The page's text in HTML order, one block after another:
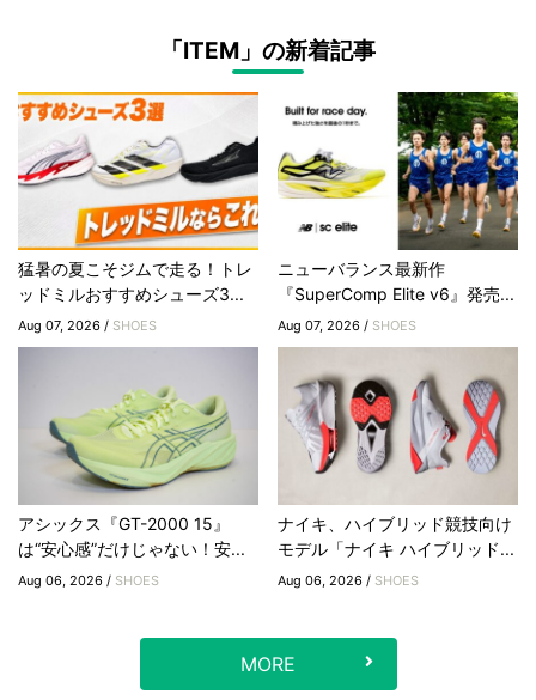
「ITEM」の新着記事
猛暑の夏こそジムで走る！トレ
ッドミルおすすめシューズ3...
Aug 07, 2026 / SHOES
ニューバランス最新作
『SuperComp Elite v6』発売...
Aug 07, 2026 / SHOES
アシックス『GT-2000 15』
は“安心感”だけじゃない！安...
Aug 06, 2026 / SHOES
ナイキ、ハイブリッド競技向け
モデル「ナイキ ハイブリッド...
Aug 06, 2026 / SHOES
MORE